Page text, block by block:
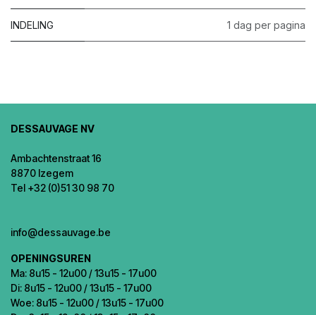
INDELING 1 dag per pagina
DESSAUVAGE NV
Ambachtenstraat 16
8870 Izegem
Tel +32 (0)51 30 98 70
info@dessauvage.be
OPENINGSUREN
Ma: 8u15 - 12u00 / 13u15 - 17u00
Di: 8u15 - 12u00 / 13u15 - 17u00
Woe: 8u15 - 12u00 / 13u15 - 17u00